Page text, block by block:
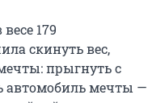
179
скинуть вес,
прыгнуть с
автомобиль мечты —